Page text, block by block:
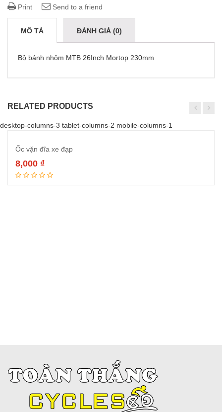
Print Send to a friend
MÔ TẢ ĐÁNH GIÁ (0)
Bộ bánh nhôm MTB 26Inch Mortop 230mm
RELATED PRODUCTS
desktop-columns-3 tablet-columns-2 mobile-columns-1
Ốc vặn đĩa xe đạp
8,000 ₫